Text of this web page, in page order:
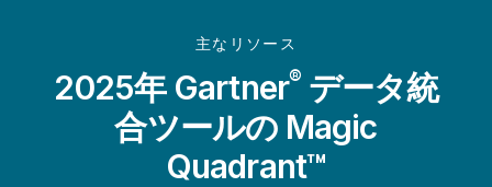
主なリソース
2025年 Gartner®データ統
合ツールの Magic
Quadrant™